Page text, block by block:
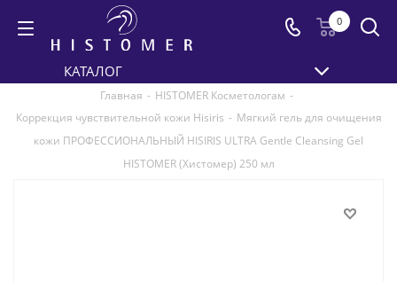
0
КАТАЛОГ
Главная - HISTOMER Косметологам -
Коррекция чувствительной кожи Hisiris - Мягкий гель для очищения
кожи ПРОФЕССИОНАЛЬНЫЙ HISIRIS ULTRA Gentle Cleansing Gel
HISTOMER (Хистомер) 250 мл